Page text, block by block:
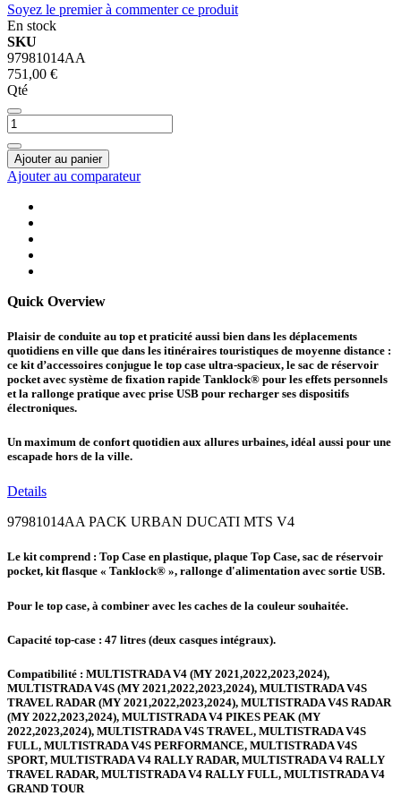
Soyez le premier à commenter ce produit
En stock
SKU
97981014AA
751,00 €
Qté
Ajouter au panier
Ajouter au comparateur
Quick Overview
Plaisir de conduite au top et praticité aussi bien dans les déplacements
quotidiens en ville que dans les itinéraires touristiques de moyenne distance :
ce kit d’accessoires conjugue le top case ultra-spacieux, le sac de réservoir
pocket avec système de fixation rapide Tanklock® pour les effets personnels
et la rallonge pratique avec prise USB pour recharger ses dispositifs
électroniques.
Un maximum de confort quotidien aux allures urbaines, idéal aussi pour une
escapade hors de la ville.
Details
97981014AA PACK URBAN DUCATI MTS V4
Le kit comprend : Top Case en plastique, plaque Top Case, sac de réservoir
pocket, kit flasque « Tanklock® », rallonge d'alimentation avec sortie USB.
Pour le top case, à combiner avec les caches de la couleur souhaitée.
Capacité top-case : 47 litres (deux casques intégraux).
Compatibilité : MULTISTRADA V4 (MY 2021,2022,2023,2024),
MULTISTRADA V4S (MY 2021,2022,2023,2024), MULTISTRADA V4S
TRAVEL RADAR (MY 2021,2022,2023,2024), MULTISTRADA V4S RADAR
(MY 2022,2023,2024), MULTISTRADA V4 PIKES PEAK (MY
2022,2023,2024), MULTISTRADA V4S TRAVEL, MULTISTRADA V4S
FULL, MULTISTRADA V4S PERFORMANCE, MULTISTRADA V4S
SPORT, MULTISTRADA V4 RALLY RADAR, MULTISTRADA V4 RALLY
TRAVEL RADAR, MULTISTRADA V4 RALLY FULL, MULTISTRADA V4
GRAND TOUR